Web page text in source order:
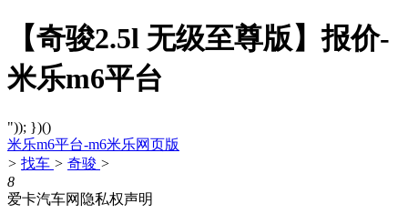
【奇骏2.5l 无级至尊版】报价-
米乐m6平台
")); })()
米乐m6平台-m6米乐网页版
> 找车 > 奇骏 >
8
爱卡汽车网隐私权声明